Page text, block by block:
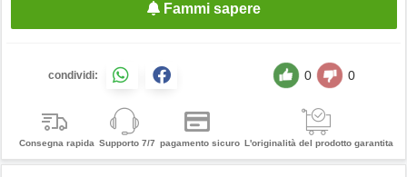
Fammi sapere
condividi: 0 0
Consegna rapida Supporto 7/7 pagamento sicuro L'originalità del prodotto garantita